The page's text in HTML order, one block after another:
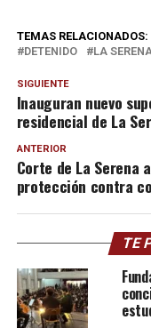
TEMAS RELACIONADOS:
DETENIDO
LA
SIGUIENTE
Inauguran nuevo
residencial de La
ANTERIOR
Corte de La Serena
protección contra
TE